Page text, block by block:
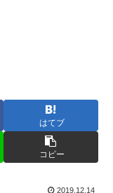
はてブ
コピー
2019.12.14